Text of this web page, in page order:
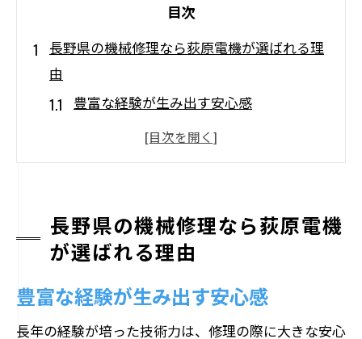
目次
長野県の機械修理なら荻原電機が選ばれる理
由
豊富な経験が生み出す安心感
地域密着型サービスの力
迅速な対応でトラブル解決
エコフレンドリーな修理方法
多様な機械に対応する技術力
ービスとは
地域に根ざしたサポート体制
長野県の機械修理なら荻原電機
が選ばれる理由
豊富な経験が生み出す安心感
長年の経験が培った技術力は、修理の際に大きな安心